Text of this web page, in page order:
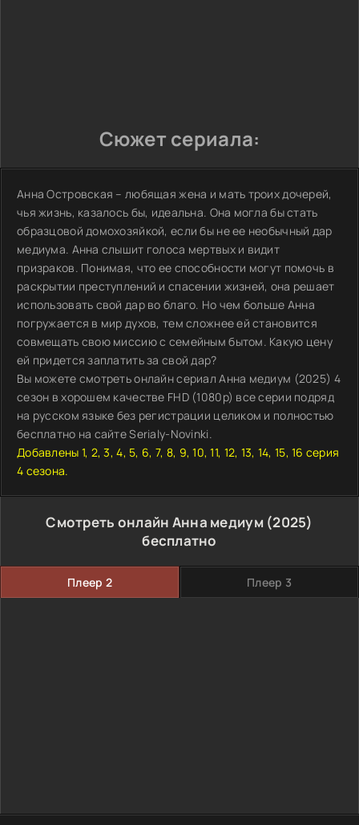
Сюжет сериала:
Анна Островская – любящая жена и мать троих дочерей,
чья жизнь, казалось бы, идеальна. Она могла бы стать
образцовой домохозяйкой, если бы не ее необычный дар
медиума. Анна слышит голоса мертвых и видит
призраков. Понимая, что ее способности могут помочь в
раскрытии преступлений и спасении жизней, она решает
использовать свой дар во благо. Но чем больше Анна
погружается в мир духов, тем сложнее ей становится
совмещать свою миссию с семейным бытом. Какую цену
ей придется заплатить за свой дар?
Вы можете смотреть онлайн сериал Анна медиум (2025) 4
сезон в хорошем качестве FHD (1080p) все серии подряд
на русском языке без регистрации целиком и полностью
бесплатно на сайте Serialy-Novinki.
Добавлены 1, 2, 3, 4, 5, 6, 7, 8, 9, 10, 11, 12, 13, 14, 15, 16 серия
4 сезона.
Смотреть онлайн Анна медиум (2025)
бесплатно
Плеер 2 Плеер 3